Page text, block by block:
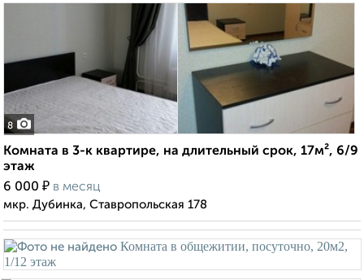
8
Комната в 3-к квартире, на длительный срок, 17м², 6/9
этаж
6 000 ₽ в месяц
мкр. Дубинка, Ставропольская 178